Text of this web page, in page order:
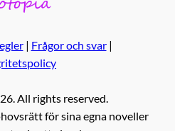
| Frågor och svar|
All rights reserved.
för sina egna noveller